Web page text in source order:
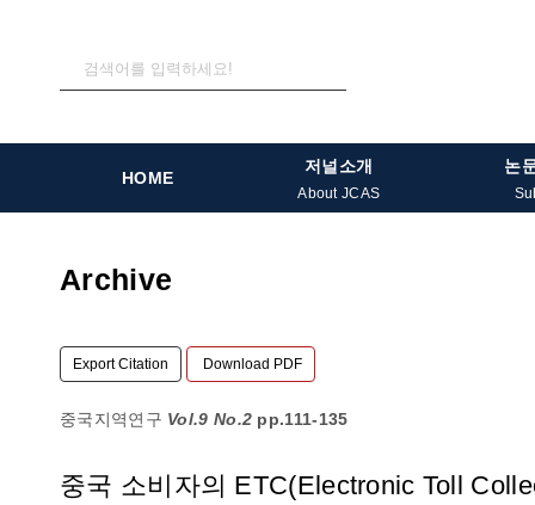
HOME
저널소개
About JCAS
논
Archive
Export Citation Download PDF
중국지역연구 Vol.9 No.2 pp.111-135
중국 소비자의 ETC(Electronic Toll